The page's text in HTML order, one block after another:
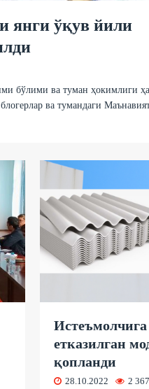
янги ўқув йили
бўлими ва туман ҳокимлиги
ва тумандаги
Истеъмолчига
етказилган
қопланди
28.10.2022 2 367